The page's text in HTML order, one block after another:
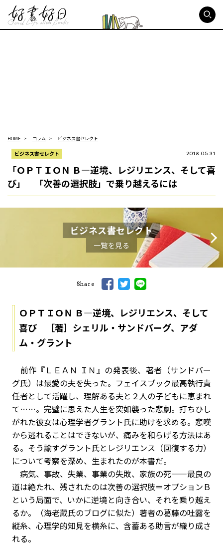
HOME コラム ビジネス書セレクト
ビジネス書セレクト 2018.05.31
「ＯＰＴＩＯＮ Ｂ―逆境、レジリエンス、そして喜
び」 「次善の選択肢」で乗り越えるには
ビジネス書セレクト
一覧を見る
Share
ＯＰＴＩＯＮ Ｂ―逆境、レジリエンス、そして
喜び ［著］シェリル・サンドバーグ、アダ
ム・グラント
前作『ＬＥＡＮ ＩＮ』の発表後、著者（サンドバー
グ氏）は最愛の夫を失った。フェイスブック最高執行責
任者として活躍し、理解ある夫と２人の子どもに恵まれ
て……。完璧に思えた人生を突如襲った悲劇。打ちひし
がれた彼女は心理学者グラント氏に助けを求める。悲嘆
から逃れることはできないが、痛みを和らげる方法はあ
る。そう諭すグラント氏とレジリエンス（回復する力）
について考察を深め、生まれたのが本書だ。
病気、事故、失業、事業の失敗、家族の死——最良の
道は絶たれ、残されたのは次善の選択肢＝オプションＢ
という局面で、いかに逆境と向き合い、それを乗り越え
るか。（海老蔵氏のブログに似た）著者の葛藤の吐露を
縦糸、心理学的知見を横糸に、含蓄ある助言が織り成さ
れる。